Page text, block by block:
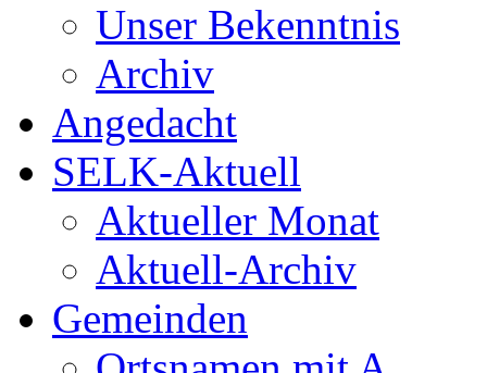
Unser Bekenntnis
Archiv
Angedacht
SELK-Aktuell
Aktueller Monat
Aktuell-Archiv
Gemeinden